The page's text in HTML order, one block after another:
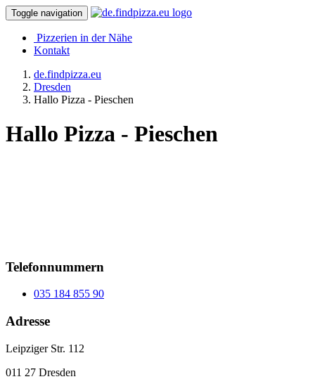
Toggle navigation
Pizzerien in der Nähe
Kontakt
de.findpizza.eu
Dresden
Hallo Pizza - Pieschen
Hallo Pizza - Pieschen
Telefonnummern
035 184 855 90
Adresse
Leipziger Str. 112
011 27 Dresden